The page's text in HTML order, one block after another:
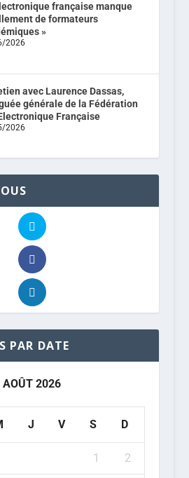
française manque
de formateurs
»
2026
avec Laurence Dassas,
générale de la Fédération
Française
2026
PAR DATE
AOÛT 2026
J V S D
1 2